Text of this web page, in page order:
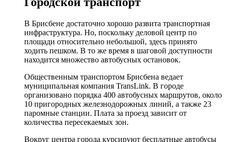
В Брисбене достаточно хорошо развита транспортная
инфраструктура. Но, поскольку деловой центр по
площади относительно небольшой, здесь принято
ходить пешком. В то же время в шаговой доступности
находится множество автобусных остановок.
Общественным транспортом Брисбена ведает
муниципальная компания TransLink. В городе
организовано порядка 400 автобусных маршрутов, около
10 пригородных железнодорожных линий, а также 23
паромные станции. Плата за проезд зависит от
количества пересекаемых зон.
Вокруг центра города курсируют бесплатные автобусы